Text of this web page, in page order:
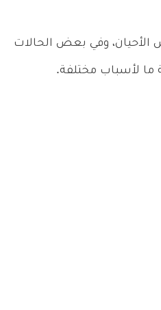
الأحيان، وفي بعض الحالات
ما لأسباب مختلفة.